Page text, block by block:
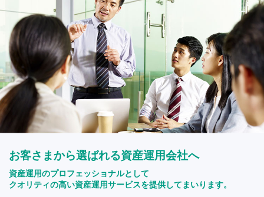
お客さまから選ばれる資産運用会社へ
資産運用のプロフェッショナルとして
クオリティの高い資産運用サービスを提供してまいります。